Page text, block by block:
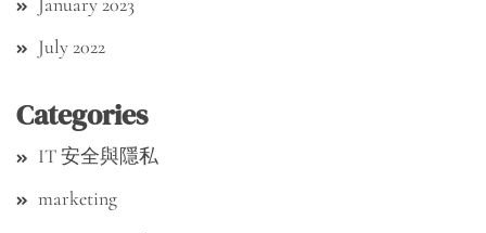
July 2022
Categories
IT 安全與隱私
marketing